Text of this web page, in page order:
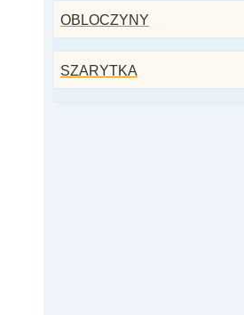
OBLOCZYNY
SZARYTKA